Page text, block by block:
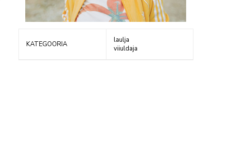
KATEGOORIA
laulja
viiuldaja